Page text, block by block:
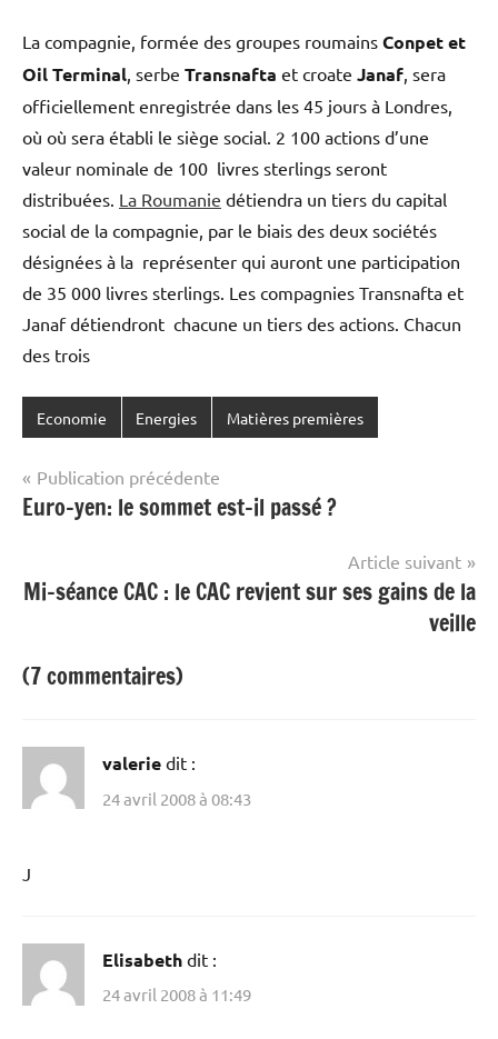
La compagnie, formée des groupes roumains Conpet et
Oil Terminal, serbe Transnafta et croate Janaf, sera
officiellement enregistrée dans les 45 jours à Londres,
où où sera établi le siège social. 2 100 actions d’une
valeur nominale de 100 livres sterlings seront
distribuées. La Roumanie détiendra un tiers du capital
social de la compagnie, par le biais des deux sociétés
désignées à la représenter qui auront une participation
de 35 000 livres sterlings. Les compagnies Transnafta et
Janaf détiendront chacune un tiers des actions. Chacun
des trois
Economie Energies Matières premières
Navigation
de
Publication précédente
Euro-yen: le sommet est-il passé ?
Article suivant
Mi-séance CAC : le CAC revient sur ses gains de la
veille
(7 commentaires)
valerie dit :
24 avril 2008 à 08:43
J
Elisabeth dit :
24 avril 2008 à 11:49